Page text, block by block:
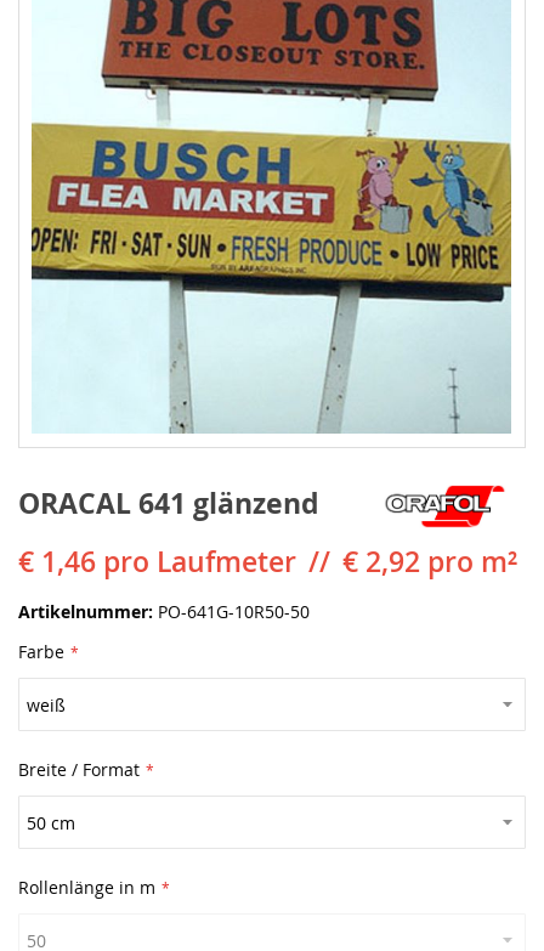
ORACAL 641 glänzend
€ 1,46 pro Laufmeter € 2,92 pro m²
Artikelnummer PO-641G-10R50-50
Farbe
Breite / Format
Rollenlänge in m